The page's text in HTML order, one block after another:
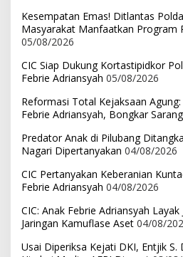
Kesempatan Emas! Ditlantas
Masyarakat Manfaatkan Program
05/08/2026
CIC Siap Dukung Kortastipidkor
Febrie Adriansyah 05/08/2026
Reformasi Total Kejaksaan
Febrie Adriansyah, Bongkar
Predator Anak di Pilubang
Nagari Dipertanyakan 04/08/2026
CIC Pertanyakan Keberanian
Febrie Adriansyah 04/08/2026
CIC: Anak Febrie Adriansyah
Jaringan Kamuflase Aset 04/08/
Usai Diperiksa Kejati DKI, Entjik